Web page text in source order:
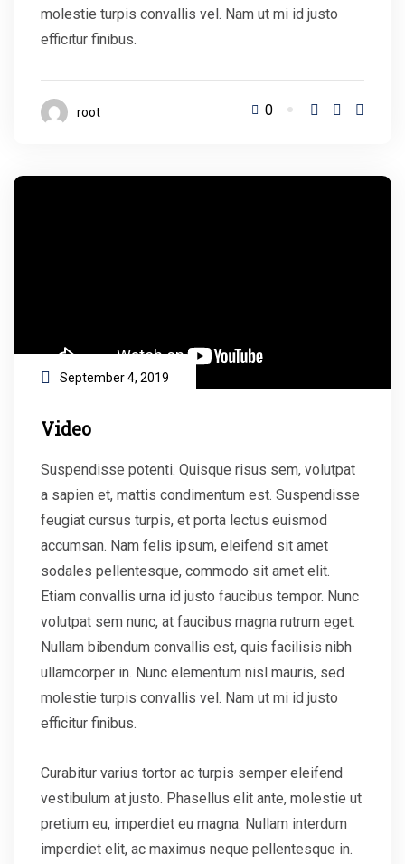
molestie turpis convallis vel. Nam ut mi id justo
efficitur finibus.
root 0
September 4, 2019
Video
Suspendisse potenti. Quisque risus sem, volutpat
a sapien et, mattis condimentum est. Suspendisse
feugiat cursus turpis, et porta lectus euismod
accumsan. Nam felis ipsum, eleifend sit amet
sodales pellentesque, commodo sit amet elit.
Etiam convallis urna id justo faucibus tempor. Nunc
volutpat sem nunc, at faucibus magna rutrum eget.
Nullam bibendum convallis est, quis facilisis nibh
ullamcorper in. Nunc elementum nisl mauris, sed
molestie turpis convallis vel. Nam ut mi id justo
efficitur finibus.
Curabitur varius tortor ac turpis semper eleifend
vestibulum at justo. Phasellus elit ante, molestie ut
pretium eu, imperdiet eu magna. Nullam interdum
imperdiet elit, ac maximus neque pellentesque in.